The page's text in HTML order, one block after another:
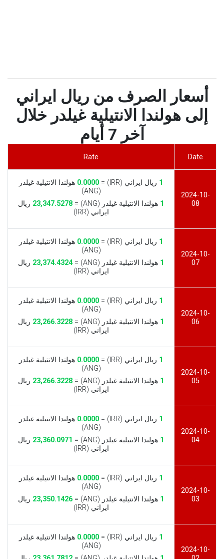
أسعار الصرف من ريال ايراني
إلى هولندا الانتيلية غيلدر خلال
آخر 7 أيام
Date
Rate
2024-10-
08
1 ريال ايراني (IRR) = 0.0000 هولندا الانتيلية غيلدر
(ANG)
1 هولندا الانتيلية غيلدر (ANG) = 23,347.5278 ريال
ايراني (IRR)
2024-10-
07
1 ريال ايراني (IRR) = 0.0000 هولندا الانتيلية غيلدر
(ANG)
1 هولندا الانتيلية غيلدر (ANG) = 23,374.4324 ريال
ايراني (IRR)
2024-10-
06
1 ريال ايراني (IRR) = 0.0000 هولندا الانتيلية غيلدر
(ANG)
1 هولندا الانتيلية غيلدر (ANG) = 23,266.3228 ريال
ايراني (IRR)
2024-10-
05
1 ريال ايراني (IRR) = 0.0000 هولندا الانتيلية غيلدر
(ANG)
1 هولندا الانتيلية غيلدر (ANG) = 23,266.3228 ريال
ايراني (IRR)
2024-10-
04
1 ريال ايراني (IRR) = 0.0000 هولندا الانتيلية غيلدر
(ANG)
1 هولندا الانتيلية غيلدر (ANG) = 23,360.0971 ريال
ايراني (IRR)
2024-10-
03
1 ريال ايراني (IRR) = 0.0000 هولندا الانتيلية غيلدر
(ANG)
1 هولندا الانتيلية غيلدر (ANG) = 23,350.1426 ريال
ايراني (IRR)
2024-10-
1 ريال ايراني (IRR) = 0.0000 هولندا الانتيلية غيلدر
(ANG)